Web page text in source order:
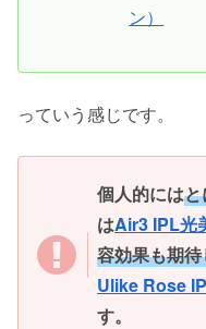
ン）
っていう感じです。
個人的にはと
はAir3 IPL光
容効果も期
Ulike Rose
す。